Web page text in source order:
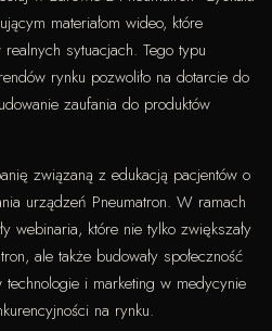
materiałom wideo, które
sytuacjach. Tego typu
rynku pozwoliło na dotarcie do
zaufania do produktów
związaną z edukacją pacjentów o
urządzeń Pneumatron. W ramach
webinaria, które nie tylko zwiększały
ale także budowały społeczność
technologie i marketing w medycynie
na rynku.